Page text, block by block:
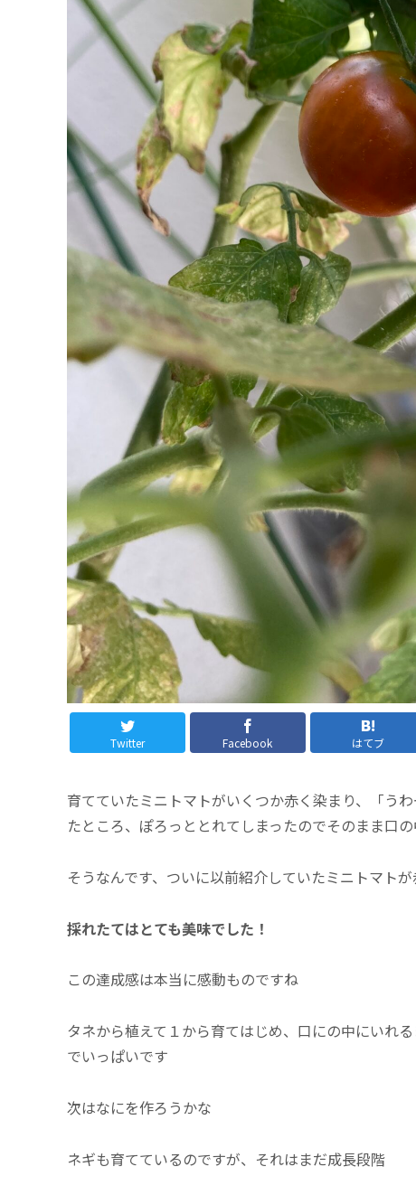
Twitter Facebook はてブ
育てていたミニトマトがいくつか赤く染まり、「う
たところ、ぽろっととれてしまったのでそのまま口
そうなんです、ついに以前紹介していたミニトマト
採れたてはとても美味でした！
この達成感は本当に感動ものですね
タネから植えて１から育てはじめ、口にの中にいれ
でいっぱいです
次はなにを作ろうかな
ネギも育てているのですが、それはまだ成長段階